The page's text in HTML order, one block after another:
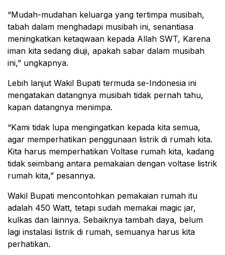
“Mudah-mudahan keluarga yang tertimpa musibah,
tabah dalam menghadapi musibah ini, senantiasa
meningkatkan ketaqwaan kepada Allah SWT, Karena
iman kita sedang diuji, apakah sabar dalam musibah
ini,” ungkapnya.
Lebih lanjut Wakil Bupati termuda se-Indonesia ini
mengatakan datangnya musibah tidak pernah tahu,
kapan datangnya menimpa.
“Kami tidak lupa mengingatkan kepada kita semua,
agar memperhatikan penggunaan listrik di rumah kita.
Kita harus memperhatikan Voltase rumah kita, kadang
tidak seimbang antara pemakaian dengan voltase listrik
rumah kita,” pesannya.
Wakil Bupati mencontohkan pemakaian rumah itu
adalah 450 Watt, tetapi sudah memakai magic jar,
kulkas dan lainnya. Sebaiknya tambah daya, belum
lagi instalasi listrik di rumah, semuanya harus kita
perhatikan.